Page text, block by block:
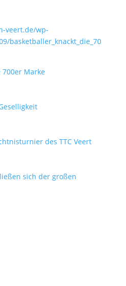
veert.de/wp-
basketballer_knackt_die_70
Marke
des TTC Veert
sich der großen